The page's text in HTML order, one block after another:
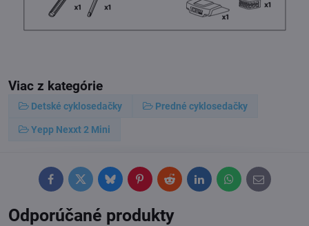
Viac z kategórie
Detské cyklosedačky Predné cyklosedačky
Yepp Nexxt 2 Mini
FacebookTwitterBlueskyPinterestRedditLinkedInWhatsApp
E-
mail
Odporúčané produkty